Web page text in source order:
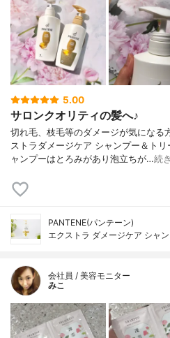
5.00
サロンクオリティの髪へ♪
切れ毛、枝毛等のダメージが気になる
ストラダメージケア シャンプー＆ト
ャンプーはとろみがあり泡立ちが…続
PANTENE(パンテーン)
エクストラ ダメージケア シャ
会社員 / 美容モニター
みこ